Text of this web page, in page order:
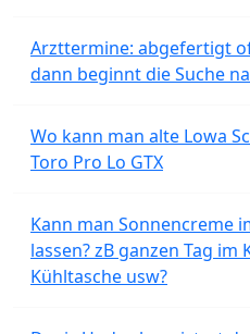
Arzttermine: abgefertigt
dann beginnt die Suche
Wo kann man alte Lowa
Toro Pro Lo GTX
Kann man Sonnencreme
lassen? zB ganzen Tag
Kühltasche usw?